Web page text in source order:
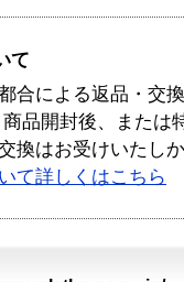
て
合による返品・交
商品開封後、または
換はお受けいたし
て詳しくはこちら